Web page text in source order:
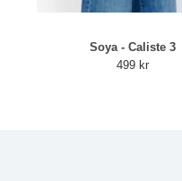
Soya - Caliste 3
499 kr